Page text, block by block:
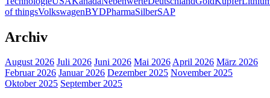
of thingsVolkswagenBYDPharmaSilberSAP
Archiv
August 2026 Juli 2026 Juni 2026 Mai 2026April 2026 März 2026
Februar 2026 Januar 2026 Dezember 2025 November 2025
Oktober 2025 September 2025